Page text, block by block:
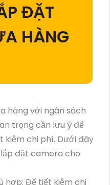
ĐẶT
HÀNG
hàng với ngân sách
trọng cần lưu ý để
kiệm chi phí. Dưới đây
đặt camera cho
hợp: Để tiết kiệm chi